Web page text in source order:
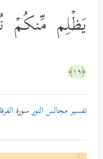
یَظۡلِم مِّنكُمۡ
﴿١٩﴾
تفسير مجالس النورسورة